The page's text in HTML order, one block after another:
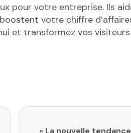
pour votre entreprise. Ils
votre chiffre
et transformez vos
« La nouvelle